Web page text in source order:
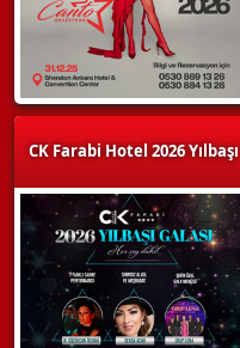
CK Farabi Hotel 2026 Yılbaşı